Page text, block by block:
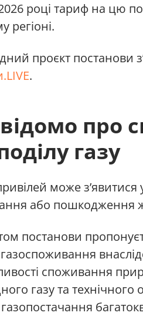
році тариф на цю
регіоні.
проєкт постанови
.
про
газу
може з’явитися
або пошкодження
постанови
газоспоживання
споживання
газу та